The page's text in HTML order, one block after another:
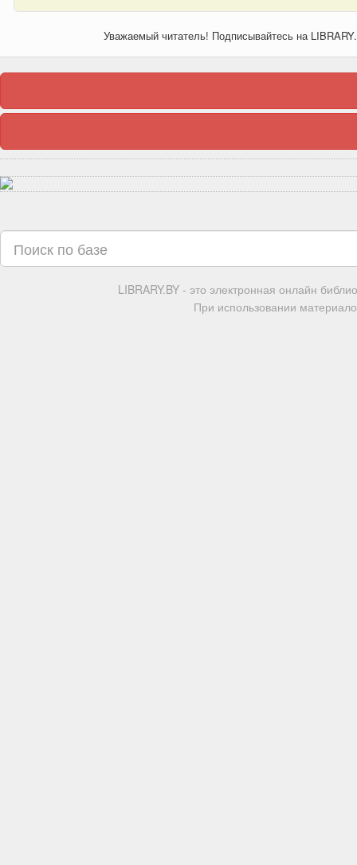
Уважаемый читатель! Подписывайтесь на
LIBRARY.BY - это электронная онлайн
При использовании